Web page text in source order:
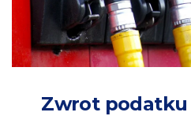
Zwrot podatku